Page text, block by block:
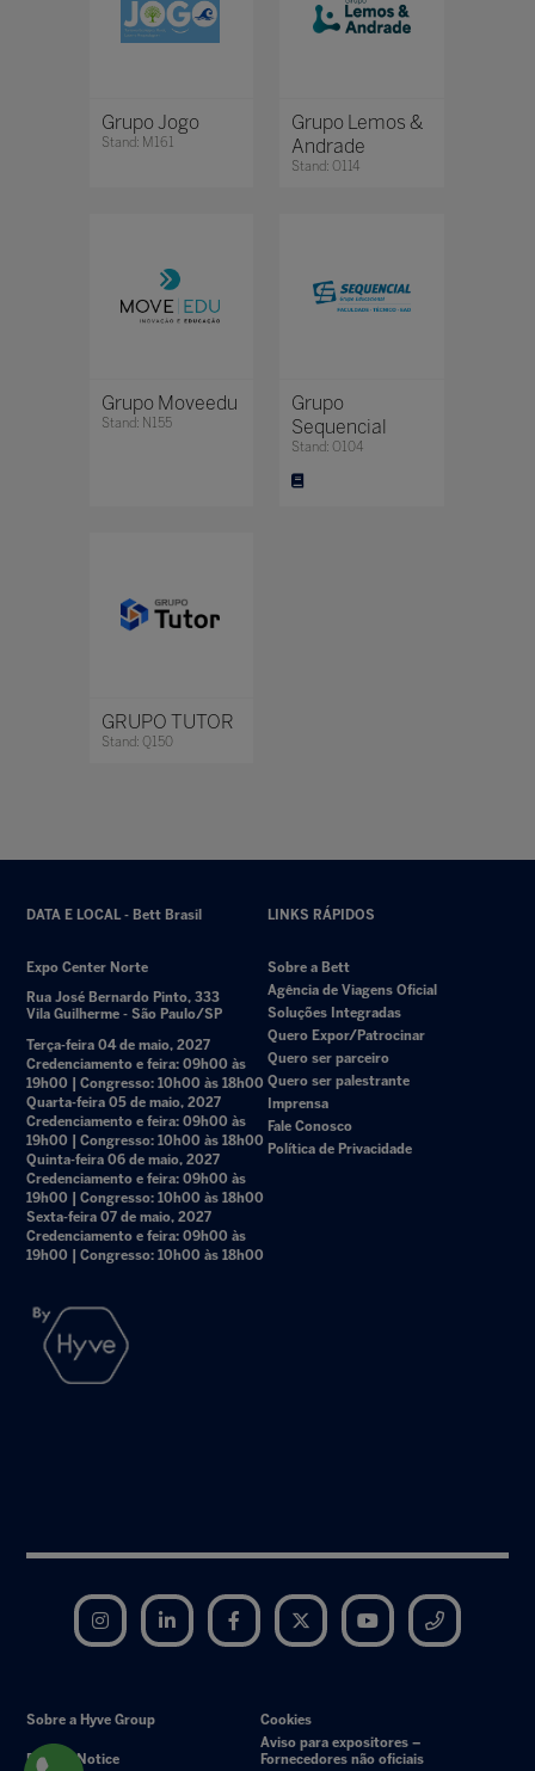
Grupo Jogo
Stand: M161
Grupo Lemos &
Andrade
Stand: O114
Grupo Moveedu
Stand: N155
Grupo
Sequencial
Stand: O104
GRUPO TUTOR
Stand: Q150
DATA E LOCAL - Bett Brasil
Expo Center Norte
Rua José Bernardo Pinto, 333
Vila Guilherme - São Paulo/SP
Terça-feira 04 de maio, 2027
Credenciamento e feira: 09h00 às
19h00 | Congresso: 10h00 às 18h00
Quarta-feira 05 de maio, 2027
Credenciamento e feira: 09h00 às
19h00 | Congresso: 10h00 às 18h00
Quinta-feira 06 de maio, 2027
Credenciamento e feira: 09h00 às
19h00 | Congresso: 10h00 às 18h00
Sexta-feira 07 de maio, 2027
Credenciamento e feira: 09h00 às
19h00 | Congresso: 10h00 às 18h00
LINKS RÁPIDOS
Sobre a Bett
Agência de Viagens Oficial
Soluções Integradas
Quero Expor/Patrocinar
Quero ser parceiro
Quero ser palestrante
Imprensa
Fale Conosco
Política de Privacidade
Instagram LinkedIn Facebook Twitter YouTube
Sobre a Hyve Group Cookies
Privacy Notice
Aviso para expositores –
Fornecedores não oficiais